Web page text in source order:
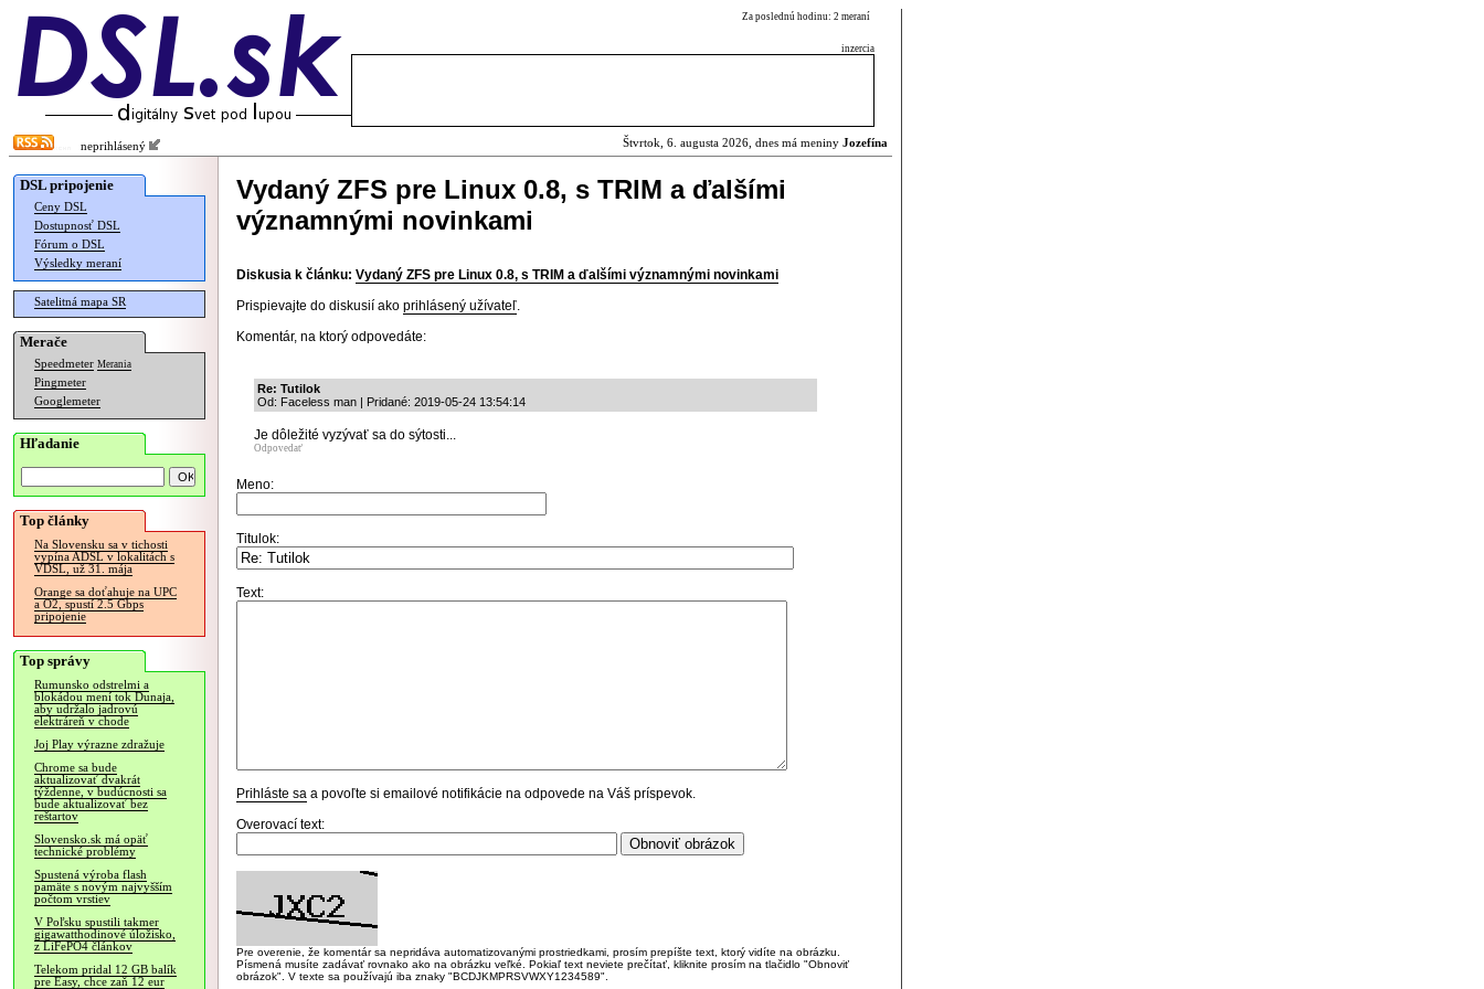
Za poslednú hodinu: 2 meraní
inzercia
neprihlásený Štvrtok, 6. augusta 2026, dnes má meniny Jozefína
DSL pripojenie
Ceny DSL
Dostupnosť DSL
Fórum o DSL
Výsledky meraní
Satelitná mapa SR
Merače
Speedmeter Merania
Pingmeter
Googlemeter
Hľadanie
Top články
Na Slovensku sa v tichosti
vypína ADSL v lokalitách s
VDSL, už 31. mája
Orange sa doťahuje na UPC
a O2, spustí 2.5 Gbps
pripojenie
Top správy
Rumunsko odstrelmi a
blokádou mení tok Dunaja,
aby udržalo jadrovú
elektráreň v chode
Joj Play výrazne zdražuje
Chrome sa bude
aktualizovať dvakrát
týždenne, v budúcnosti sa
bude aktualizovať bez
reštartov
Slovensko.sk má opäť
technické problémy
Spustená výroba flash
pamäte s novým najvyšším
počtom vrstiev
V Poľsku spustili takmer
gigawatthodinové úložisko,
z LiFePO4 článkov
Telekom pridal 12 GB balík
pre Easy, chce zaň 12 eur
Vydaný ZFS pre Linux 0.8, s TRIM a ďalšími
významnými novinkami
Diskusia k článku: Vydaný ZFS pre Linux 0.8, s TRIM a ďalšími významnými novinkami
Prispievajte do diskusií ako prihlásený užívateľ.
Komentár, na ktorý odpovedáte:
Re: Tutilok
Od: Faceless man | Pridané: 2019-05-24 13:54:14
Je dôležité vyzývať sa do sýtosti...
Odpovedať
Meno:
Titulok:
Text:
Prihláste sa a povoľte si emailové notifikácie na odpovede na Váš príspevok.
Overovací text:
Pre overenie, že komentár sa nepridáva automatizovanými prostriedkami, prosím prepíšte text, ktorý vidíte na obrázku.
Písmená musíte zadávať rovnako ako na obrázku veľké. Pokiaľ text neviete prečítať, kliknite prosím na tlačidlo "Obnoviť
obrázok". V texte sa používajú iba znaky "BCDJKMPRSVWXY1234589".